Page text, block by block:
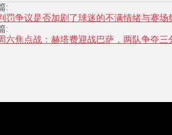
:
罚争议是否加剧了球迷的不满情绪与赛场
:
六焦点战：赫塔费迎战巴萨，两队争夺三